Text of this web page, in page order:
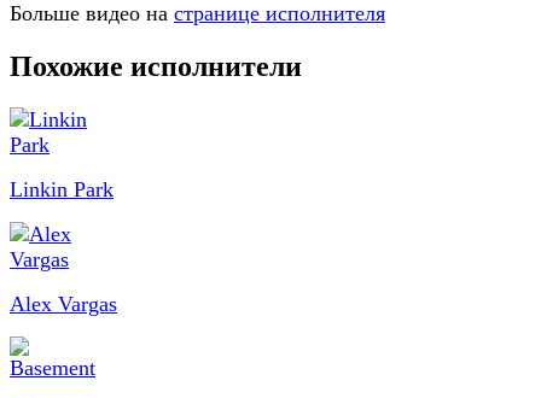
Больше видео на странице исполнителя
Похожие исполнители
Linkin Park
Alex Vargas